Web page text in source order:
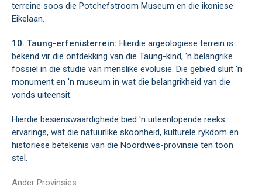
terreine soos die Potchefstroom Museum en die ikoniese
Eikelaan.
10. Taung-erfenisterrein: Hierdie argeologiese terrein is
bekend vir die ontdekking van die Taung-kind, 'n belangrike
fossiel in die studie van menslike evolusie. Die gebied sluit 'n
monument en 'n museum in wat die belangrikheid van die
vonds uiteensit.
Hierdie besienswaardighede bied 'n uiteenlopende reeks
ervarings, wat die natuurlike skoonheid, kulturele rykdom en
historiese betekenis van die Noordwes-provinsie ten toon
stel.
Ander Provinsies